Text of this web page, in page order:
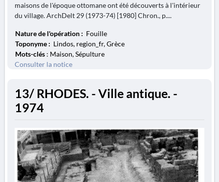
maisons de l'époque ottomane ont été découverts à l'intérieur
du village. ArchDelt 29 (1973-74) [1980] Chron., p....
Nature de l'opération : Fouille
Toponyme : Lindos, region_fr, Grèce
Mots-clés : Maison, Sépulture
Consulter la notice
13/ RHODES. - Ville antique. -
1974